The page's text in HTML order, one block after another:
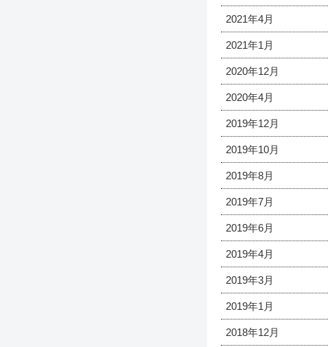
2021年4月
2021年1月
2020年12月
2020年4月
2019年12月
2019年10月
2019年8月
2019年7月
2019年6月
2019年4月
2019年3月
2019年1月
2018年12月